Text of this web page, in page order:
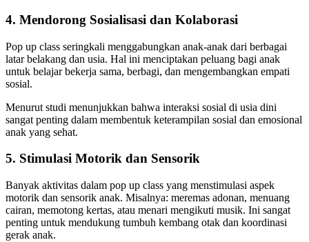
4. Mendorong Sosialisasi dan Kolaborasi
Pop up class seringkali menggabungkan anak-anak dari berbagai
latar belakang dan usia. Hal ini menciptakan peluang bagi anak
untuk belajar bekerja sama, berbagi, dan mengembangkan empati
sosial.
Menurut studi menunjukkan bahwa interaksi sosial di usia dini
sangat penting dalam membentuk keterampilan sosial dan emosional
anak yang sehat.
5. Stimulasi Motorik dan Sensorik
Banyak aktivitas dalam pop up class yang menstimulasi aspek
motorik dan sensorik anak. Misalnya: meremas adonan, menuang
cairan, memotong kertas, atau menari mengikuti musik. Ini sangat
penting untuk mendukung tumbuh kembang otak dan koordinasi
gerak anak.